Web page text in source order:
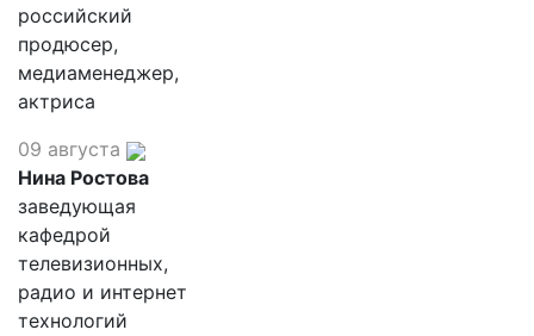
российский
продюсер,
медиаменеджер,
актриса
09 августа
Нина Ростова
заведующая
кафедрой
телевизионных,
радио и интернет
технологий